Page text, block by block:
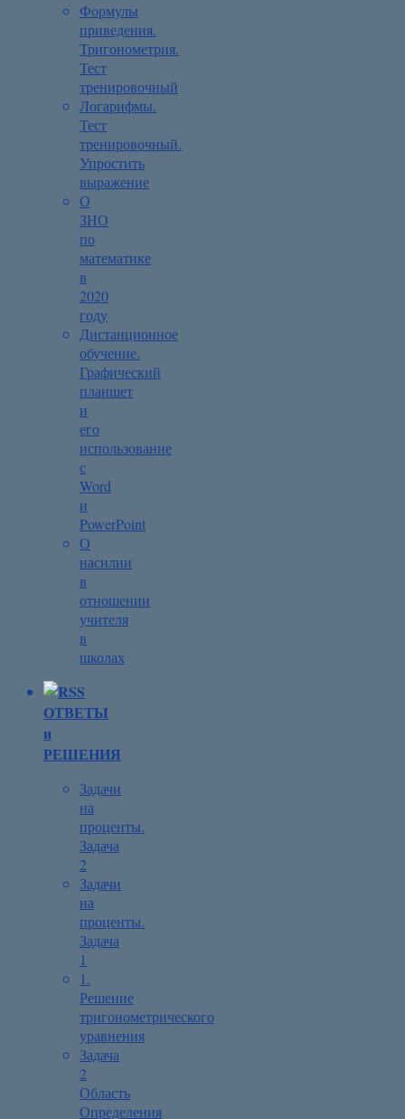
Формулы
приведения.
Тригонометрия.
Тест
тренировочный
Логарифмы.
Тест
тренировочный.
Упростить
выражение
О
ЗНО
по
математике
в
2020
году
Дистанционное
обучение.
Графический
планшет
и
его
использование
с
Word
и
PowerPoint
О
насилии
в
отношении
учителя
в
школах
ОТВЕТЫ
и
РЕШЕНИЯ
Задачи
на
проценты.
Задача
2
Задачи
на
проценты.
Задача
1
1.
Решение
тригонометрического
уравнения
Задача
2
Область
Определения